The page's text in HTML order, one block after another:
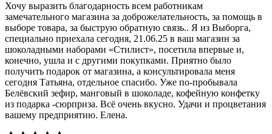
Хочу выразить благодарность всем работникам
замечательного магазина за доброжелательность, за помощь в
выборе товара, за быструю обратную связь.. Я из Выборга,
специально приехала сегодня, 21.06.25 в ваш магазин за
шоколадными наборами «Стилист», посетила впервые и,
конечно, ушла и с другими покупками. Приятно было
получить подарок от магазина, а консультировала меня
сегодня Татьяна, отдельное спасибо. Уже по-пробывала
Белёвский зефир, манговый в шоколаде, кофейную конфетку
из подарка -сюрприза. Всё очень вкусно. Удачи и процветания
вашему предприятию. Елена.